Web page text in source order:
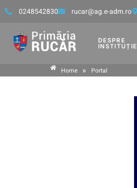
0248542830 rucar@ag.e-adm.ro
DESPRE
INSTITUȚIE
Home » Portal